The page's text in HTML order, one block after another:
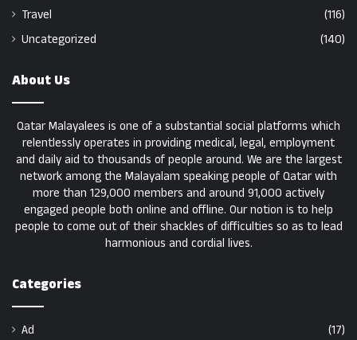
Travel
(116)
Uncategorized
(140)
About Us
Qatar Malayalees is one of a substantial social platforms which
relentlessly operates in providing medical, legal, employment
and daily aid to thousands of people around. We are the largest
network among the Malayalam speaking people of Qatar with
more than 129,000 members and around 91,000 actively
engaged people both online and offline. Our notion is to help
people to come out of their shackles of difficulties so as to lead
harmonious and cordial lives.
Categories
Ad
(17)